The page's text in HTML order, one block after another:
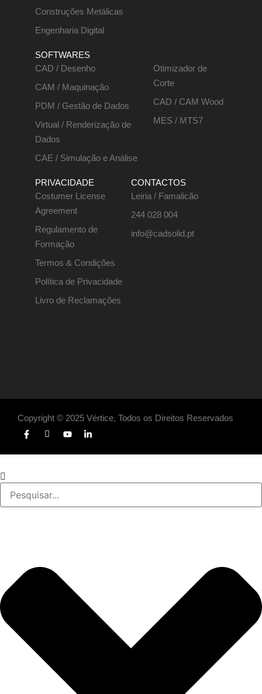
Construções Metálicas
Engenharia Digital
SOFTWARES
CAD / Desenho
CAM / Maquinação
PDM / Gestão de Dados
Virtual / Renderização de
Dados
CAE / Simulação e Análise
Otimizador de
Corte
CAD / CAM Wood
MES / MTS7
PRIVACIDADE
Costumer License
Agreement
Regulamento de
Formação
Termos & Condições
Política de Privacidade
Livro de Reclamações
CONTACTOS
Leiria / Famalicão
244 028 004
info@cadsolid.pt
Copyright © 2025 Vértice, Todos os Direitos Reservados